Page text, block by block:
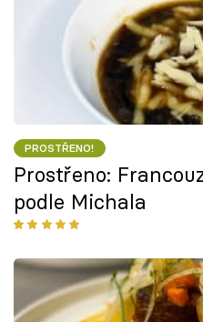
PROSTŘENO!
Prostřeno:
podle Michala